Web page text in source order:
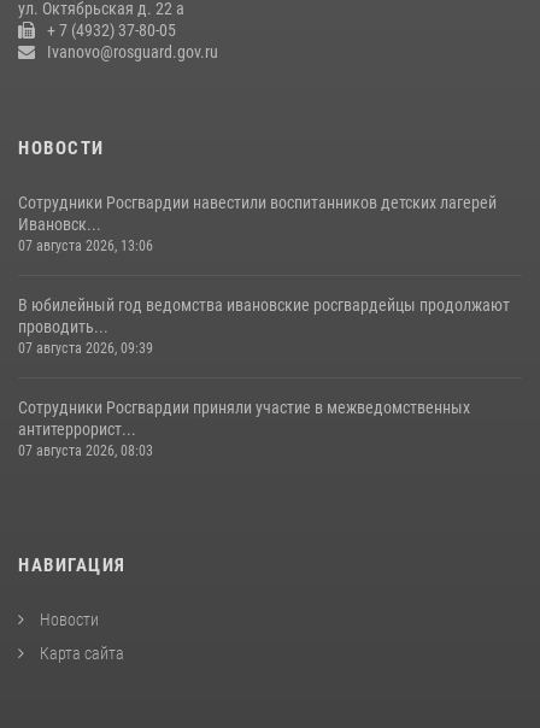
20 июля 2026, 09:12 3
ул. Октябрьская д. 22 а
+ 7 (4932) 37-80-05
Ivanovo@rosguard.gov.ru
НОВОСТИ
Сотрудники Росгвардии навестили воспитанников детских лагерей
Ивановск...
07 августа 2026, 13:06
В юбилейный год ведомства ивановские росгвардейцы продолжают
проводить...
07 августа 2026, 09:39
Сотрудники Росгвардии приняли участие в межведомственных
антитеррорист...
07 августа 2026, 08:03
НАВИГАЦИЯ
Новости
Карта сайта